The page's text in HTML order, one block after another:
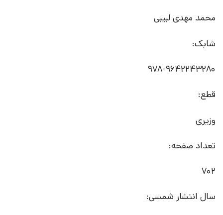
محمد مهدی لبیبی
شابک:
978-9642243280
قطع:
وزیری
تعداد صفحه:
702
سال انتشار شمسی: